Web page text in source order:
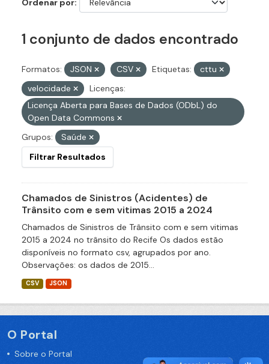
Ordenar por
1 conjunto de dados encontrado
Formatos: JSON CSV Etiquetas:
cttu
velocidade
Licenças:
Licença Aberta para Bases de Dados (ODbL) do
Open Data Commons
Grupos:
Saúde
Filtrar Resultados
Chamados de Sinistros (Acidentes) de
Trânsito com e sem vitimas 2015 a 2024
Chamados de Sinistros de Trânsito com e sem vitimas
2015 a 2024 no trânsito do Recife Os dados estão
disponíveis no formato csv, agrupados por ano.
Observações: os dados de 2015...
CSV JSON
O Portal
Sobre o Portal